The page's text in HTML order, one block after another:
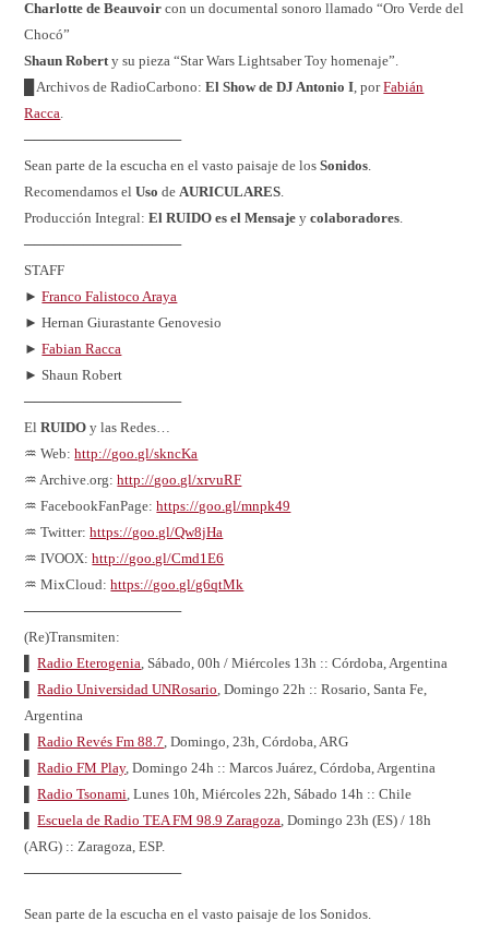
Charlotte de Beauvoir con un documental sonoro llamado “Oro Verde del
Chocó”
Shaun Roberty su pieza “Star Wars Lightsaber Toy homenaje”.
█ Archivos de RadioCarbono:El Show de DJ Antonio I, porFabián
Racca.
────────────────
Sean parte de la escucha en el vasto paisaje de losSonidos.
Recomendamos elUso deAURICULARES.
Producción Integral:El RUIDO es el Mensaje ycolaboradores.
────────────────
STAFF
►Franco Falistoco Araya
► Hernan Giurastante Genovesio
►Fabian Racca
► Shaun Robert
────────────────
ElRUIDO y las Redes…
♒ Web:http://goo.gl/skncKa
♒ Archive.org:http://goo.gl/xrvuRF
♒ FacebookFanPage:https://goo.gl/mnpk49
♒ Twitter:https://goo.gl/Qw8jHa
♒ IVOOX:http://goo.gl/Cmd1E6
♒ MixCloud:https://goo.gl/g6qtMk
────────────────
(Re)Transmiten:
▌Radio Eterogenia, Sábado, 00h / Miércoles 13h :: Córdoba, Argentina
▌Radio Universidad UNRosario, Domingo 22h :: Rosario, Santa Fe,
Argentina
▌Radio Revés Fm 88.7, Domingo, 23h, Córdoba, ARG
▌Radio FM Play, Domingo 24h :: Marcos Juárez, Córdoba, Argentina
▌Radio Tsonami, Lunes 10h, Miércoles 22h, Sábado 14h :: Chile
▌Escuela de Radio TEA FM 98.9 Zaragoza, Domingo 23h (ES) / 18h
(ARG) :: Zaragoza, ESP.
────────────────
Sean parte de la escucha en el vasto paisaje de los Sonidos.